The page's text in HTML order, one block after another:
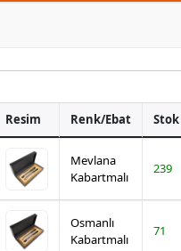
Resim Renk/Ebat Stok
Mevlana
Kabartmalı
239
Osmanlı
Kabartmalı
71